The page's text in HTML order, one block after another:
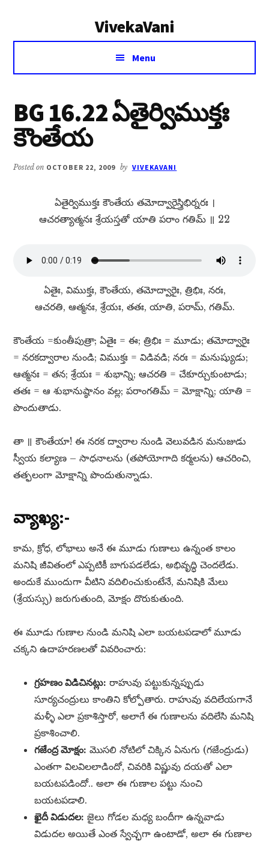
VivekaVani
Voice
Vivekananda
Menu
BG 16.22 ఏతైర్విముక్తః
కౌంతేయ
Posted on OCTOBER 22, 2009 by VIVEKAVANI
ఏతైర్విముక్తః కౌంతేయ తమోద్వారైస్త్రిభిర్నరః ।
ఆచరత్యాత్మనః శ్రేయస్తతో యాతి పరాం గతిమ్​ ॥ 22
ఏతైః, విముక్తః, కౌంతేయ, తమోద్వారైః, త్రిభిః, నరః,
ఆచరతి, ఆత్మనః, శ్రేయః, తతః, యాతి, పరామ్​, గతిమ్​.
కౌంతేయ =కుంతీపుత్రా; ఏతైః = ఈ; త్రిభిః = మూడు; తమోద్వారైః
= నరకద్వారాల నుండి; విముక్తః = విడివడి; నరః = మనుష్యుడు;
ఆత్మనః = తన; శ్రేయః = శుభాన్ని; ఆచరతి = చేకూర్చుకుంటాడు;
తతః = ఆ శుభానుష్ఠానం వల్ల; పరాంగతిమ్​ = మోక్షాన్ని; యాతి =
పొందుతాడు.
తా ॥ కౌంతేయా! ఈ నరక ద్వారాల నుండి వెలువడిన మనుజుడు
స్వీయ కల్యాణ – సాధనాలను (తపోయోగాది కర్మలను) ఆచరించి,
తత్ఫలంగా మోక్షాన్ని పొందుతున్నాడు.
వ్యాఖ్య:-
కామ, క్రోధ, లోభాలు అనే ఈ మూడు గుణాలు ఉన్నంత కాలం
మనిషి జీవితంలో ఎప్పటికీ బాగుపడలేడు, అభివృద్ధి చెందలేడు.
అందుకే ముందుగా వీటిని వదిలించుకుంటేనే, మనిషికి మేలు
(శ్రేయస్సు) జరుగుతుంది, మోక్షం దొరుకుతుంది.
ఈ మూడు గుణాల నుండి మనిషి ఎలా బయటపడాలో మూడు
చక్కని ఉదాహరణలతో వివరించారు:
గ్రహణం విడిచినట్లు: రాహువు పట్టుకున్నప్పుడు
సూర్యచంద్రులు కాంతిని కోల్పోతారు. రాహువు వదిలేయగానే
మళ్ళీ ఎలా ప్రకాశిస్తారో, అలాగే ఈ గుణాలను వదిలేసి మనిషి
ప్రకాశించాలి.
గజేంద్ర మోక్షం: మొసలి నోటిలో చిక్కిన ఏనుగు (గజేంద్రుడు)
ఎంతగా విలవిలలాడిందో, చివరికి విష్ణువు దయతో ఎలా
బయటపడిందో.. అలా ఈ గుణాల పట్టు నుంచి
బయటపడాలి.
ఖైదీ విడుదల: జైలు గోడల మధ్య బందీగా ఉన్నవాడు
విడుదల అయితే ఎంత స్వేచ్ఛగా ఉంటాడో, అలా ఈ గుణాల